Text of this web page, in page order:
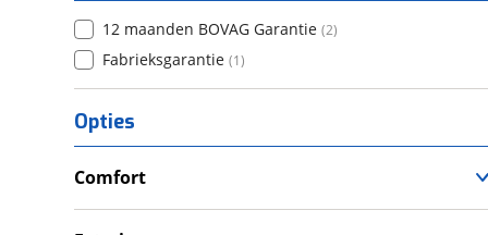
12 maanden BOVAG Garantie (2)
Fabrieksgarantie (1)
Opties
Comfort